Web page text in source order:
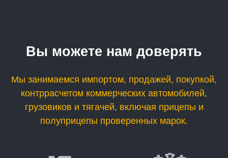
Вы можете нам доверять
Мы занимаемся импортом, продажей, покупкой,
контррасчетом коммерческих автомобилей,
грузовиков и тягачей, включая прицепы и
полуприцепы проверенных марок.